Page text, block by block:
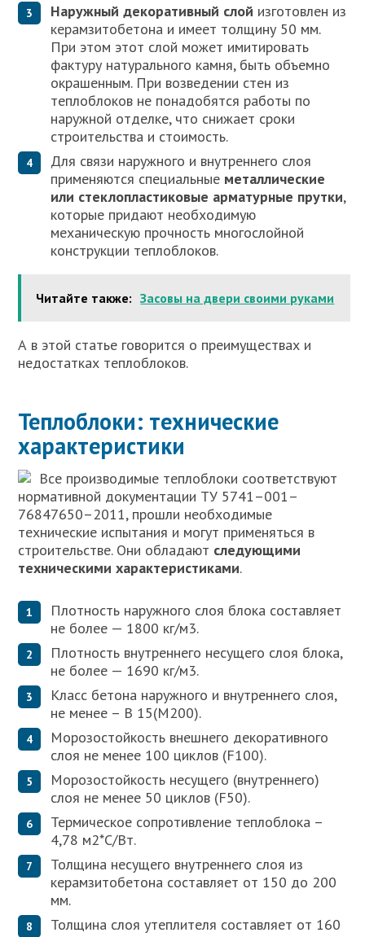
Наружный декоративный слой изготовлен из
керамзитобетона и имеет толщину 50 мм.
При этом этот слой может имитировать
фактуру натурального камня, быть объемно
окрашенным. При возведении стен из
теплоблоков не понадобятся работы по
наружной отделке, что снижает сроки
строительства и стоимость.
Для связи наружного и внутреннего слоя
применяются специальные металлические
или стеклопластиковые арматурные прутки,
которые придают необходимую
механическую прочность многослойной
конструкции теплоблоков.
Читайте также: Засовы на двери своими руками
А в этой статье говорится о преимуществах и
недостатках теплоблоков.
Теплоблоки: технические
характеристики
Все производимые теплоблоки соответствуют
нормативной документации ТУ 5741–001–
76847650–2011, прошли необходимые
технические испытания и могут применяться в
строительстве. Они обладают следующими
техническими характеристиками.
Плотность наружного слоя блока составляет
не более — 1800 кг/м3.
Плотность внутреннего несущего слоя блока,
не более — 1690 кг/м3.
Класс бетона наружного и внутреннего слоя,
не менее – В 15(М200).
Морозостойкость внешнего декоративного
слоя не менее 100 циклов (F100).
Морозостойкость несущего (внутреннего)
слоя не менее 50 циклов (F50).
Термическое сопротивление теплоблока –
4,78 м2*С/Вт.
Толщина несущего внутреннего слоя из
керамзитобетона составляет от 150 до 200
мм.
Толщина слоя утеплителя составляет от 160